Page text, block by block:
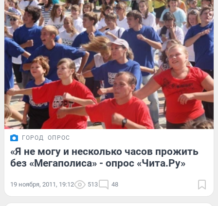
ГОРОД ОПРОС
«Я не могу и несколько часов прожить
без «Мегаполиса» - опрос «Чита.Ру»
19 ноября, 2011, 19:12 513 48